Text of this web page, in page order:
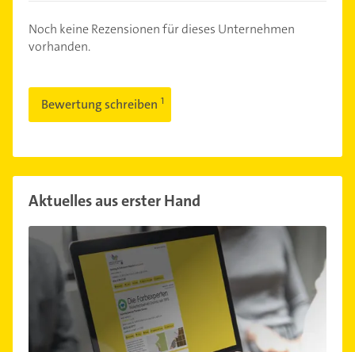
Noch keine Rezensionen für dieses Unternehmen
vorhanden.
Bewertung schreiben
Aktuelles aus erster Hand